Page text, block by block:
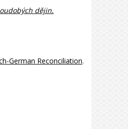
dějin.
German Reconciliation.